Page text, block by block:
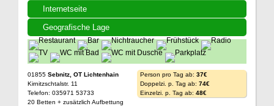
Internetseite
Geografische Lage
01855 Sebnitz, OT Lichtenhain
Kirnitzschtalstr. 11
Telefon: 035971 53733
20 Betten + zusätzlich Aufbettung
Person pro Tag ab: 37€
Doppelzi. p. Tag ab: 74€
Einzelzi. p. Tag ab: 48€